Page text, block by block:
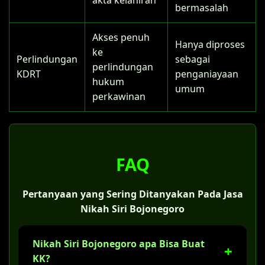
bermasalah
Perlindungan
KDRT
Akses penuh
ke
perlindungan
hukum
perkawinan
Hanya diproses
sebagai
penganiayaan
umum
FAQ
Pertanyaan yang Sering Ditanyakan Pada Jasa
Nikah Siri Bojonegoro
Nikah Siri Bojonegoro apa Bisa Buat
KK?